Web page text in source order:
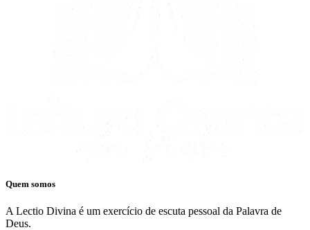
Quem somos
A Lectio Divina é um exercício de escuta pessoal da Palavra de
Deus.